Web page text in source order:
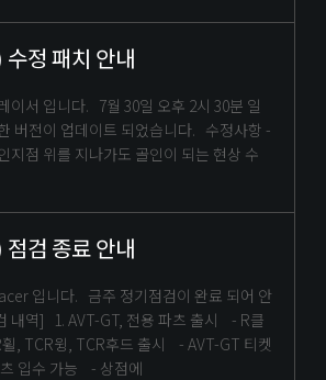
정 패치 안내
이 업데이트 되었습니다. 수정사항 -
지점 위를 지나가도 골인이 되는 현상 수
검 종료 안내
으로 차량키 및 파츠 입수 가능 - 상점에